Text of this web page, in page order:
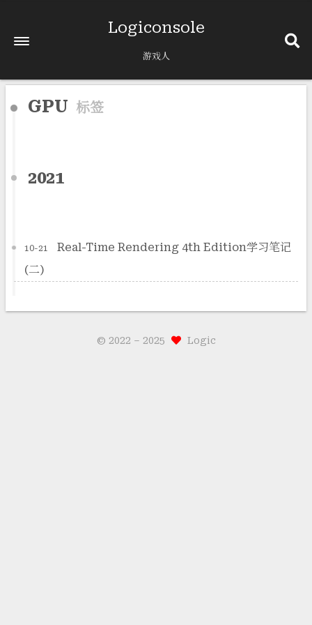
Logiconsole
游戏人
GPU 标签
2021
10-21
Real-Time Rendering 4th Edition学习笔记
(二)
© 2022 – 2025 Logic